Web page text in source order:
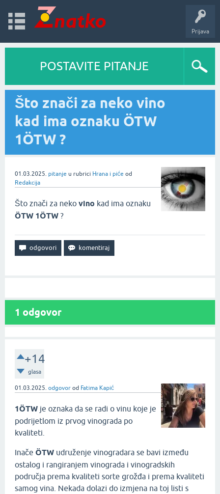
Prijava
POSTAVITE PITANJE
Što znači za neko vino
kad ima oznaku ÖTW
1ÖTW ?
01.03.2025. pitanje u rubrici Hrana i piće od
Redakcija
Što znači za neko vino kad ima oznaku
ÖTW 1ÖTW ?
1 odgovor
+14
glasa
01.03.2025. odgovor od Fatima Kapić
1ÖTW je oznaka da se radi o vinu koje je
podrijetlom iz prvog vinograda po
kvaliteti.
Inače ÖTW udruženje vinogradara se bavi između
ostalog i rangiranjem vinograda i vinogradskih
područja prema kvaliteti sorte grožđa i prema kvaliteti
samog vina. Nekada dolazi do izmjena na toj listi s